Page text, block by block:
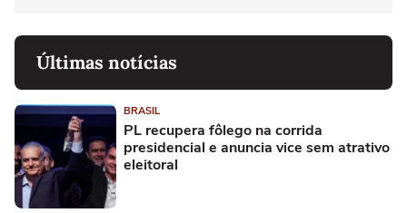
Últimas notícias
BRASIL
PL recupera fôlego na corrida
presidencial e anuncia vice sem atrativo
eleitoral